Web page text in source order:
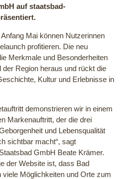
auf staatsbad-
Mai können Nutzerinnen
profitieren. Die neu
Merkmale und Besonderheiten
Region heraus und rückt die
Kultur und Erlebnisse in
demonstrieren wir in einem
Markenauftritt, der die drei
und Lebensqualität
sichtbar macht“, sagt
GmbH Beate Krämer.
der Website ist, dass Bad
Möglichkeiten und Orte zum